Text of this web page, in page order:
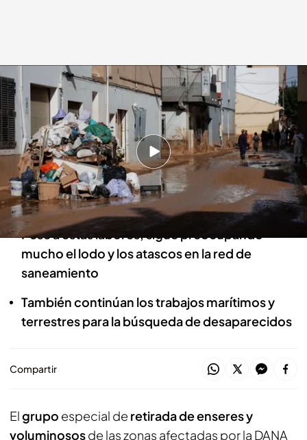
Retiradas 75.000 toneladas de enseres de Valencia tras la DANA
Redacción digital Noticias Cuatro
17 NOV 2024 - 14:32h.
El grupo especial de retirada de enseres de las
zonas afectadas por la DANA ha evacuado
75.000 toneladas de enseres
Pese a estas labores, sigue preocupando
mucho el lodo y los atascos en la red de
saneamiento
También continúan los trabajos marítimos y
terrestres para la búsqueda de desaparecidos
Compartir
Elgrupo especial de retirada de enseres y
voluminososde las zonas afectadas por la DANA